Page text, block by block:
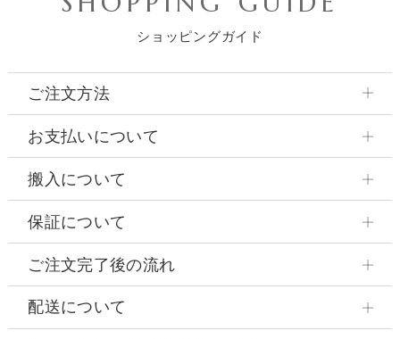
ショッピングガイド
ご注文方法
お支払いについて
搬入について
保証について
ご注文完了後の流れ
配送について